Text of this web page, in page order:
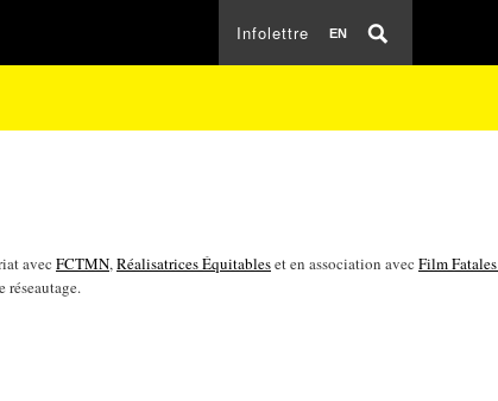
EN
Infolettre
avec FCTMN,Réalisatrices Équitableset en association avec Film Fatales
réseautage.